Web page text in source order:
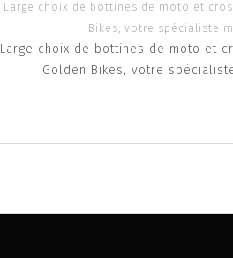
Large choix de bottines de moto et
Bikes, votre spécialiste
Large choix de bottines de moto et
Golden Bikes, votre